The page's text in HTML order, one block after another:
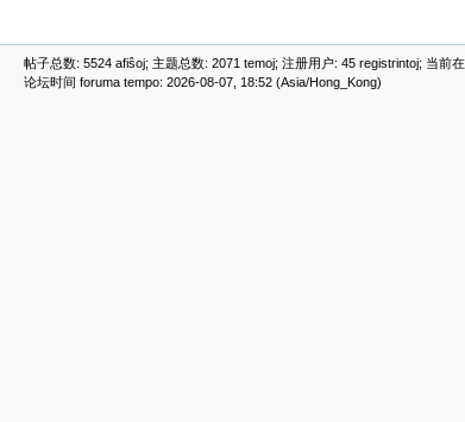
帖子总数: 5524 afiŝoj; 主题总数: 2071 temoj; 注册用户: 45 registrintoj; 当前
论坛时间 foruma tempo: 2026-08-07, 18:52 (Asia/Hong_Kong)